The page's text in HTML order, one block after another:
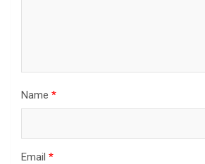
Name *
Email *